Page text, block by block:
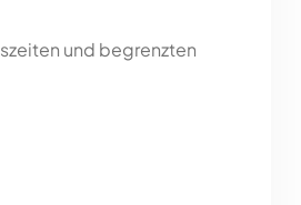
und begrenzten